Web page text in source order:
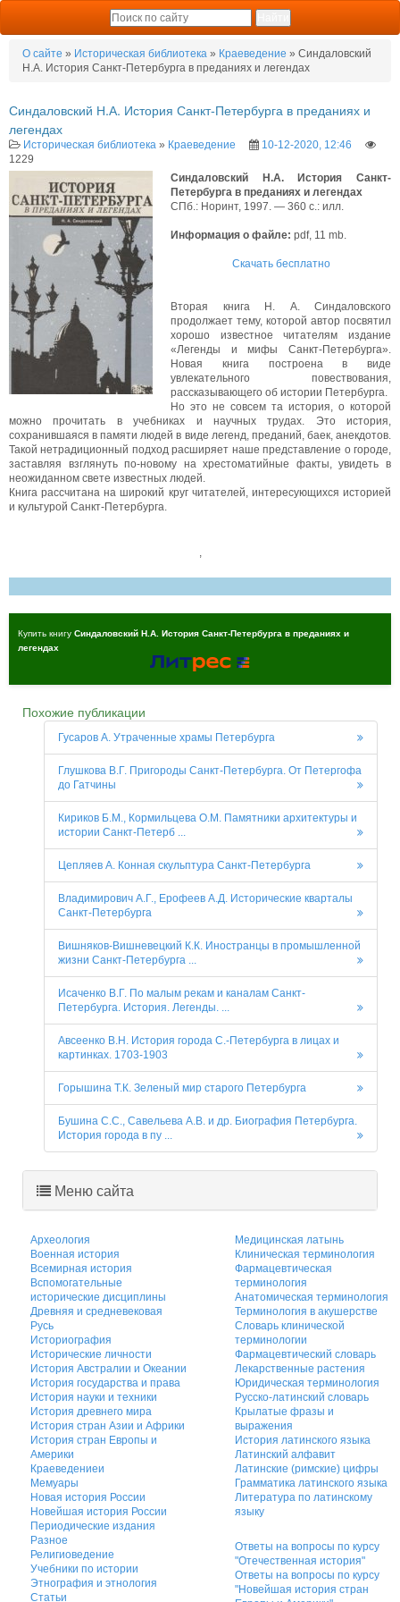
О сайте » Историческая библиотека » Краеведение » Синдаловский
Н.А. История Санкт-Петербурга в преданиях и легендах
Синдаловский Н.А. История Санкт-Петербурга в преданиях и
легендах
Историческая библиотека » Краеведение
10-12-2020, 12:46
1229
Синдаловский Н.А. История Санкт-
Петербурга в преданиях и легендах
СПб.: Норинт, 1997. — 360 с.: илл.
Информация о файле: pdf, 11 mb.
Скачать бесплатно
Вторая книга Н. А. Синдаловского
продолжает тему, которой автор посвятил
хорошо известное читателям издание
«Легенды и мифы Санкт-Петербурга».
Новая книга построена в виде
увлекательного повествования,
рассказывающего об истории Петербурга.
Но это не совсем та история, о которой
можно прочитать в учебниках и научных трудах. Это история,
сохранившаяся в памяти людей в виде легенд, преданий, баек, анекдотов.
Такой нетрадиционный подход расширяет наше представление о городе,
заставляя взглянуть по-новому на хрестоматийные факты, увидеть в
неожиданном свете известных людей.
Книга рассчитана на широкий круг читателей, интересующихся историей
и культурой Санкт-Петербурга.
,
Купить книгу Синдаловский Н.А. История Санкт-Петербурга в преданиях и
легендах
Похожие публикации
Гусаров А. Утраченные храмы Петербурга
Глушкова В.Г. Пригороды Санкт-Петербурга. От Петергофа
до Гатчины
Кириков Б.М., Кормильцева О.М. Памятники архитектуры и
истории Санкт-Петерб ...
Цепляев А. Конная скульптура Санкт-Петербурга
Владимирович А.Г., Ерофеев А.Д. Исторические кварталы
Санкт-Петербурга
Вишняков-Вишневецкий К.К. Иностранцы в промышленной
жизни Санкт-Петербурга ...
Исаченко В.Г. По малым рекам и каналам Санкт-
Петербурга. История. Легенды. ...
Авсеенко В.Н. История города С.-Петербурга в лицах и
картинках. 1703-1903
Горышина Т.К. Зеленый мир старого Петербурга
Бушина С.С., Савельева А.В. и др. Биография Петербурга.
История города в пу ...
Меню сайта
Археология
Военная история
Всемирная история
Вспомогательные
исторические дисциплины
Древняя и средневековая
Русь
Историография
Исторические личности
История Австралии и Океании
История государства и права
История науки и техники
История древнего мира
История стран Азии и Африки
История стран Европы и
Америки
Краеведениеи
Мемуары
Новая история России
Новейшая история России
Периодические издания
Разное
Религиоведение
Учебники по истории
Этнография и этнология
Статьи
Медицинская латынь
Клиническая терминология
Фармацевтическая
терминология
Анатомическая терминология
Терминология в акушерстве
Словарь клинической
терминологии
Фармацевтический словарь
Лекарственные растения
Юридическая терминология
Русско-латинский словарь
Крылатые фразы и
выражения
История латинского языка
Латинский алфавит
Латинские (римские) цифры
Грамматика латинского языка
Литература по латинскому
языку
Ответы на вопросы по курсу
"Отечественная история"
Ответы на вопросы по курсу
"Новейшая история стран